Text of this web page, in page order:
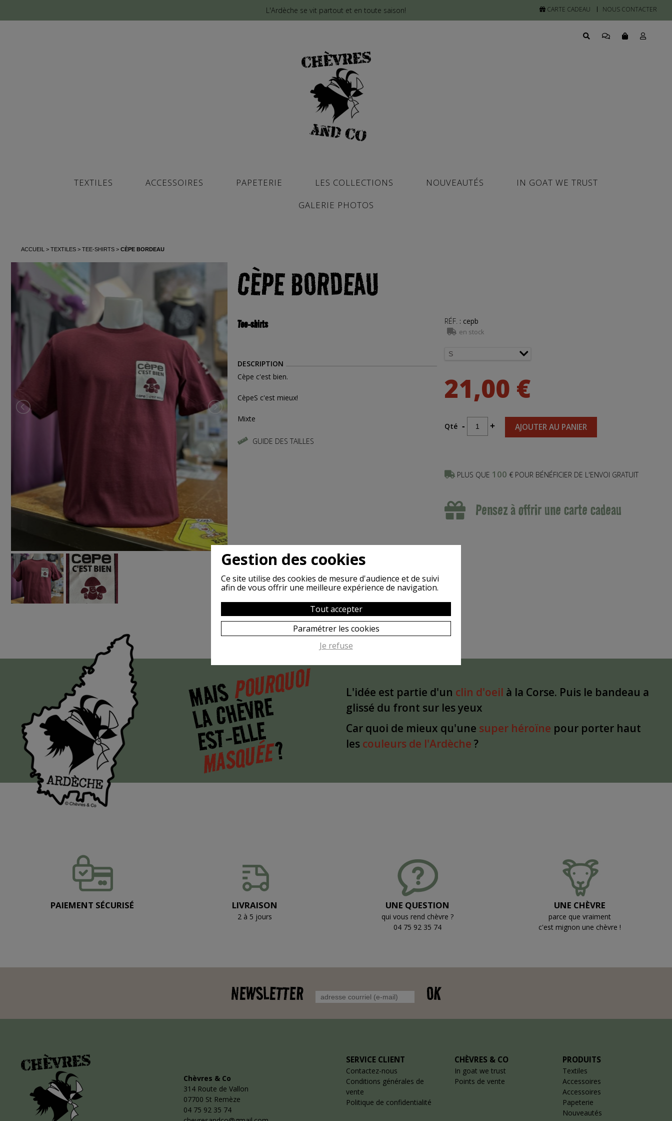
L'Ardèche se vit partout et en toute saison! CARTE CADEAU NOUS CONTACTER
TEXTILES ACCESSOIRES PAPETERIE LES COLLECTIONS NOUVEAUTÉS
IN GOAT WE TRUST
GALERIE PHOTOS
ACCUEIL TEXTILES TEE-SHIRTS CÈPE BORDEAU
CÈPE BORDEAU
RÉF. : cepb
en stock
21,00 €
Qté - + AJOUTER AU PANIER
PLUS QUE 100 € POUR BÉNÉFICIER DE L'ENVOI GRATUIT
Pensez à offrir une carte cadeau
Tee-shirts
DESCRIPTION
Cèpe c'est bien.
CèpeS c'est mieux!
Mixte
GUIDE DES TAILLES
MAISPOURQUOI
LA CHÈVRE
EST-ELLE
MASQUÉE?
L'idée est partie d'un clin d'oeil à la Corse. Puis le bandeau a
glissé du front sur les yeux
Car quoi de mieux qu'une super héroïne pour porter haut
les couleurs de l'Ardèche ?
PAIEMENT SÉCURISÉ LIVRAISON
2 à 5 jours
UNE QUESTION
qui vous rend chèvre ?
04 75 92 35 74
UNE CHÈVRE
parce que vraiment
c'est mignon une chèvre !
NEWSLETTER OK
Chèvres & Co
314 Route de Vallon
07700 St Remèze
04 75 92 35 74
SERVICE CLIENT
Contactez-nous
Conditions générales de
vente
Politique de confidentialité
CHÈVRES & CO
In goat we trust
Points de vente
PRODUITS
Textiles
Accessoires
Accessoires
Papeterie
Nouveautés
Gestion des cookies
Ce site utilise des cookies de mesure d'audience et de suivi
afin de vous offrir une meilleure expérience de navigation.
Tout accepter
Paramétrer les cookies
Je refuse